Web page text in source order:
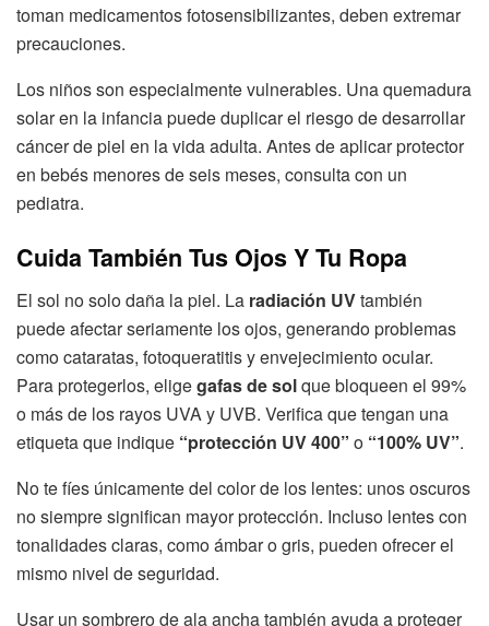
toman medicamentos fotosensibilizantes, deben extremar
precauciones.
Los niños son especialmente vulnerables. Una quemadura
solar en la infancia puede duplicar el riesgo de desarrollar
cáncer de piel en la vida adulta. Antes de aplicar protector
en bebés menores de seis meses, consulta con un
pediatra.
Cuida También Tus Ojos Y Tu Ropa
El sol no solo daña la piel. La radiación UVtambién
puede afectar seriamente los ojos, generando problemas
como cataratas, fotoqueratitis y envejecimiento ocular.
Para protegerlos, eligegafas de solque bloqueen el 99%
o más de los rayos UVA y UVB. Verifica que tengan una
etiqueta que indique “protección UV 400” o “100% UV”.
No te fíes únicamente del color de los lentes: unos oscuros
no siempre significan mayor protección. Incluso lentes con
tonalidades claras, como ámbar o gris, pueden ofrecer el
mismo nivel de seguridad.
Usar un sombrero de ala ancha también ayuda a proteger